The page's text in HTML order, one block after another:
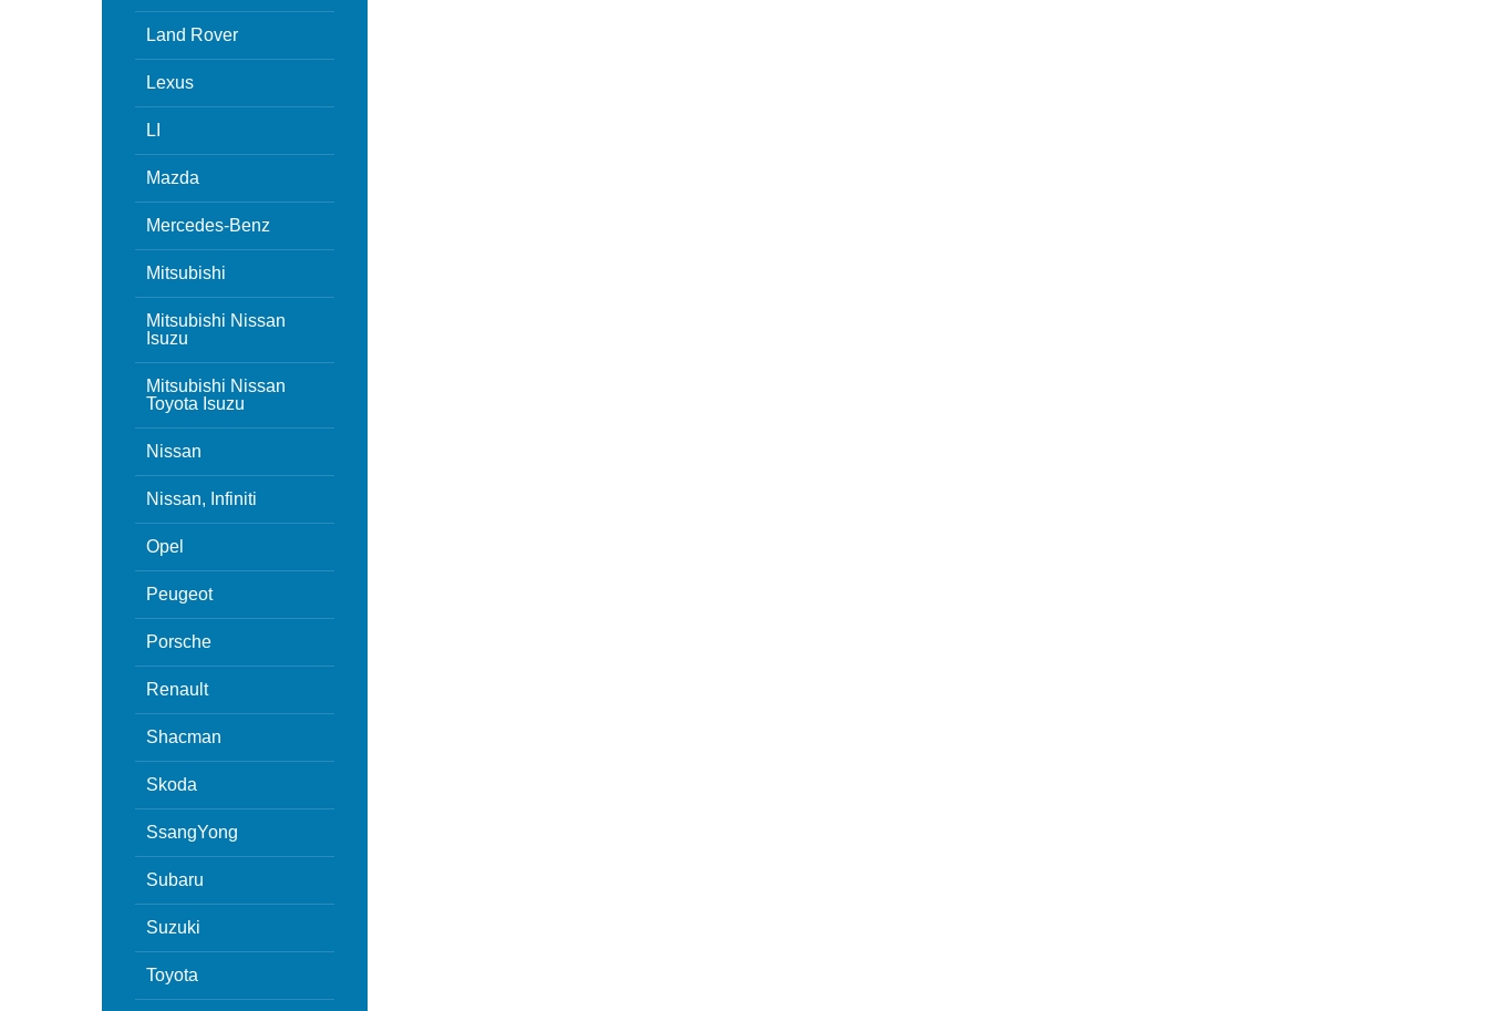
Land Rover
Lexus
LI
Mazda
Mercedes-Benz
Mitsubishi
Mitsubishi Nissan
Isuzu
Mitsubishi Nissan
Toyota Isuzu
Nissan
Nissan, Infiniti
Opel
Peugeot
Porsche
Renault
Shacman
Skoda
SsangYong
Subaru
Suzuki
Toyota